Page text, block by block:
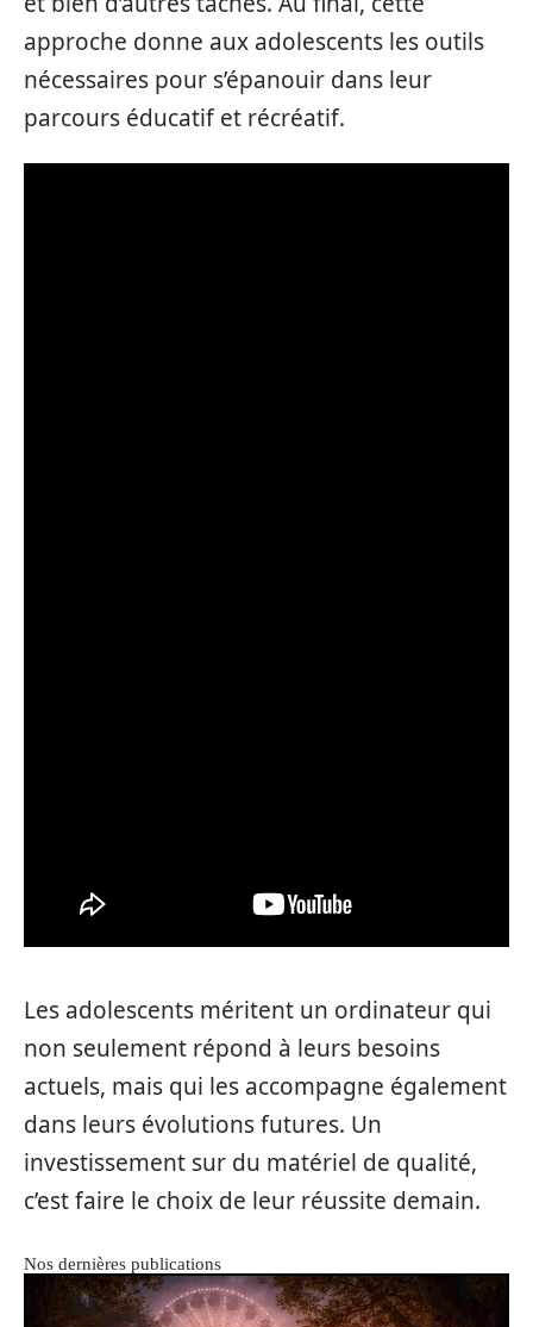
approche donne aux adolescents les outils
nécessaires pour s’épanouir dans leur
parcours éducatif et récréatif.
Les adolescents méritent un ordinateur qui
non seulement répond à leurs besoins
actuels, mais qui les accompagne également
dans leurs évolutions futures. Un
investissement sur du matériel de qualité,
c’est faire le choix de leur réussite demain.
Nos dernières publications